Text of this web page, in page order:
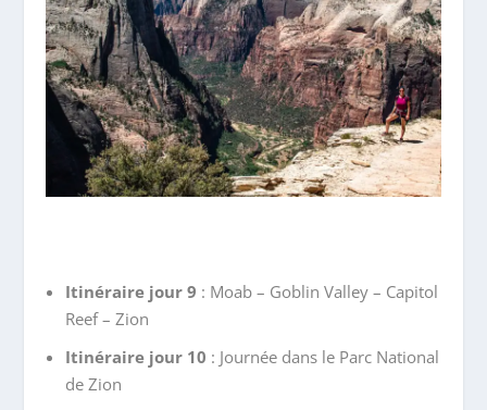
Itinéraire jour 9 : Moab – Goblin Valley – Capitol
Reef – Zion
Itinéraire jour 10 : Journée dans le Parc National
de Zion